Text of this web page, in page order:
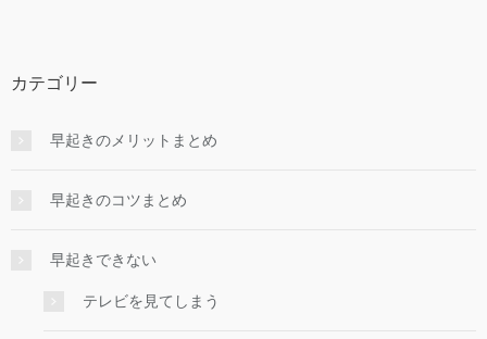
カテゴリー
早起きのメリットまとめ
早起きのコツまとめ
早起きできない
テレビを見てしまう